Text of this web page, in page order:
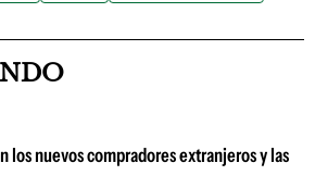
los nuevos compradores extranjeros y las